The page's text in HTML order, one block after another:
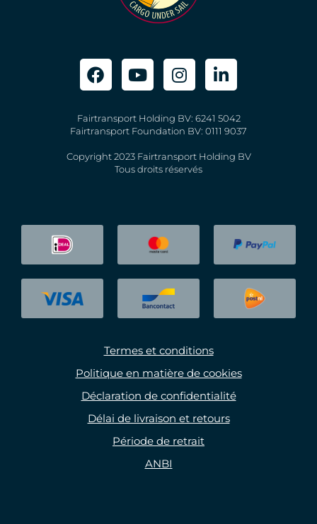
Fairtransport Holding BV: 6241 5042
Fairtransport Foundation BV: 0111 9037
Copyright 2023 Fairtransport Holding BV
Tous droits réservés
Termes et conditions
Politique en matière de cookies
Déclaration de confidentialité
Délai de livraison et retours
Période de retrait
ANBI